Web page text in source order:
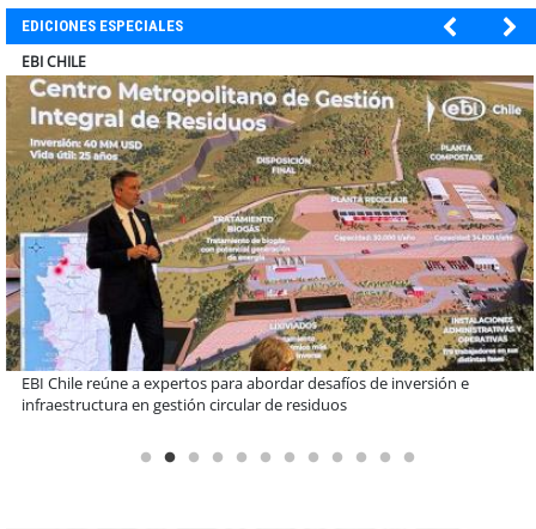
EDICIONES ESPECIALES
SOPRAVAL
Más de 1.600 alumnos han sido parte de programa Súper Sano de
Sopraval en lo que va del año